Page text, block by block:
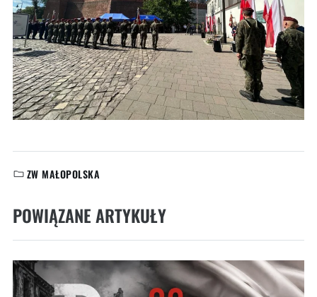
KATEGORIE:
ZW MAŁOPOLSKA
POWIĄZANE ARTYKUŁY